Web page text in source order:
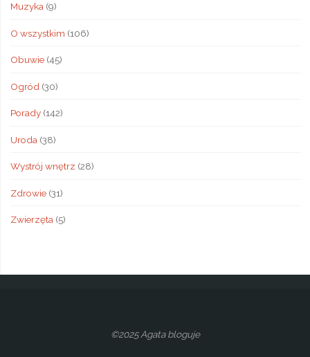
Muzyka(9)
O wszystkim (106)
Obuwie(45)
Ogród (30)
Porady(142)
Uroda (38)
Wystrój wnętrz (28)
Zdrowie(31)
Zwierzęta(5)
©2025 Agata bloguje